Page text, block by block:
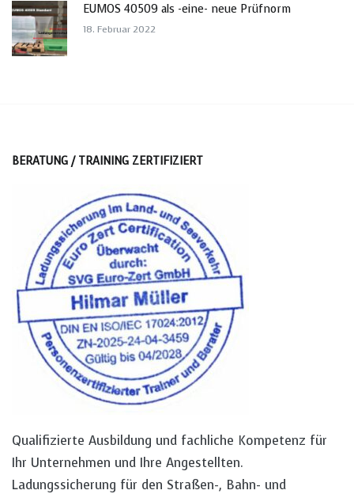
EUMOS 40509 als -eine- neue Prüfnorm
18. Februar 2022
BERATUNG / TRAINING ZERTIFIZIERT
Qualifizierte Ausbildung und fachliche Kompetenz für
Ihr Unternehmen und Ihre Angestellten.
Ladungssicherung für den Straßen-, Bahn- und